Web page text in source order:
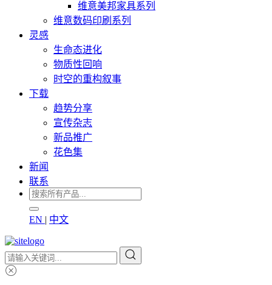
维意美邦家具系列
维意数码印刷系列
灵感
生命态进化
物质性回响
时空的重构叙事
下载
趋势分享
宣传杂志
新品推广
花色集
新闻
联系
EN | 中文